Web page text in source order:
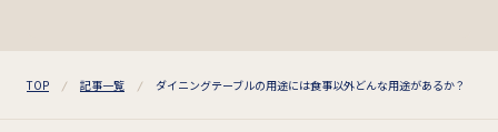
TOP 記事一覧 ダイニングテーブルの用途には食事以外どんな用途があるか？